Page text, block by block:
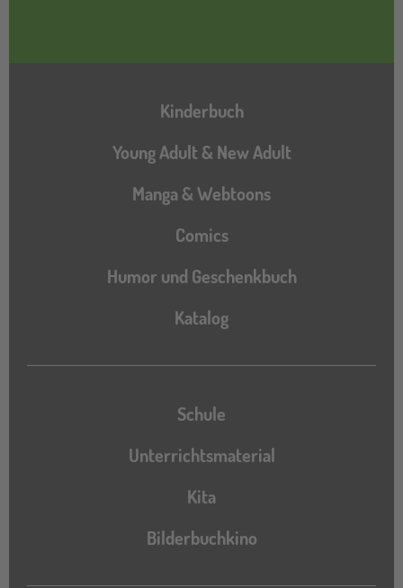
Hauptnavigation
Kinderbuch
Young Adult & New Adult
Manga & Webtoons
Comics
Humor und Geschenkbuch
Katalog
Katalog
Schule
Unterrichtsmaterial
Kita
Bilderbuchkino